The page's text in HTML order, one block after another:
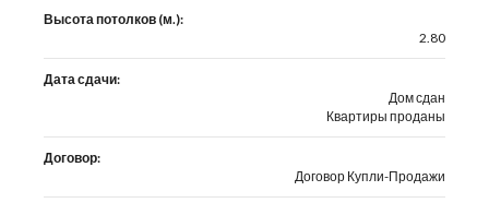
Высота потолков (м.):
2.80
Дата сдачи:
Дом сдан
Квартиры проданы
Договор:
Договор Купли-Продажи